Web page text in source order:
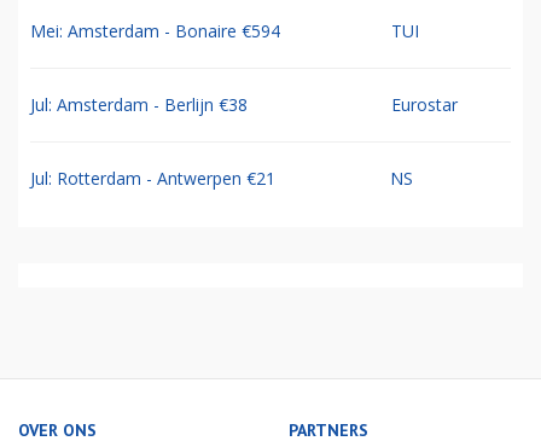
Mei: Amsterdam - Bonaire €594 TUI
Jul: Amsterdam - Berlijn €38 Eurostar
Jul: Rotterdam - Antwerpen €21 NS
OVER ONS PARTNERS